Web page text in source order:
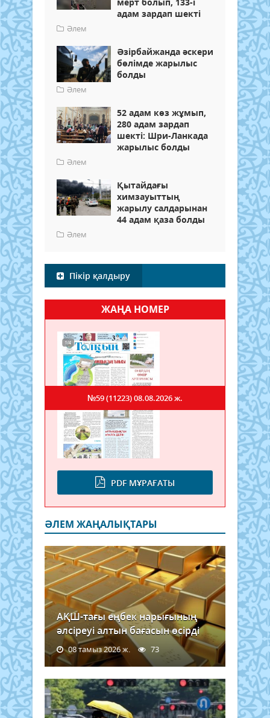
адам зардап шекті
Әлем
Әзірбайжанда әскери
бөлімде жарылыс
болды
Әлем
52 адам көз жұмып,
280 адам зардап
шекті: Шри-Ланкада
жарылыс болды
Әлем
Қытайдағы
химзауыттың
жарылу салдарынан
44 адам қаза болды
Әлем
Пікір қалдыру
ЖАҢА НОМЕР
PDF МҰРАҒАТЫ
№59 (11223)08.08.2026 ж.
ӘЛЕМ ЖАҢАЛЫҚТАРЫ
АҚШ-тағы еңбек нарығының
әлсіреуі алтын бағасын өсірді
08 тамыз 2026 ж. 73